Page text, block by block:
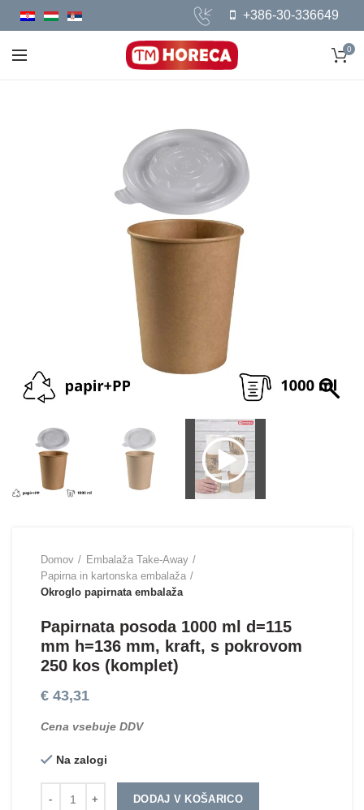
+386-30-336649
0
Domov
Embalaža Take-Away
Papirna in kartonska embalaža
Okroglo papirnata embalaža
Papirnata posoda 1000 ml d=115
mm h=136 mm, kraft, s pokrovom
250 kos (komplet)
€ 43,31
Cena vsebuje DDV
Na zalogi
DODAJ V KOŠARICO